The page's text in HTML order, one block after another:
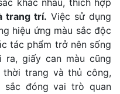
khác nhau, thích hợp
trang trí. Việc sử dụng
hiệu ứng màu sắc độc
tác phẩm trở nên sống
ra, giấy can màu cũng
trang và thủ công,
đóng vai trò quan